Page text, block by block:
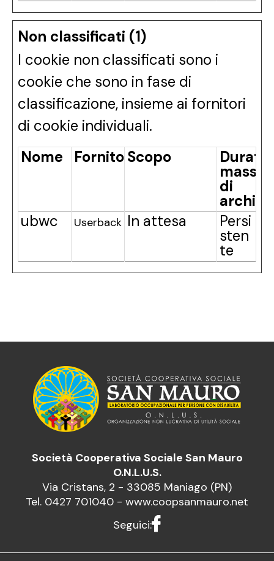
Non classificati (1)
I cookie non classificati sono i
cookie che sono in fase di
classificazione, insieme ai fornitori
di cookie individuali.
Nome
FornitoreScopo Durata
di
ubwc
Userback In attesa Persi
sten
te
Società Cooperativa Sociale San Mauro
O.N.L.U.S.
Via Cristans, 2 - 33085 Maniago (PN)
Tel. 0427 701040 - www.coopsanmauro.net
Seguici: